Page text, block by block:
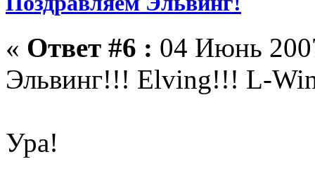
« Ответ #6 : 04 Июнь
Эльвинг!!! Elving!!! L-
Ура!